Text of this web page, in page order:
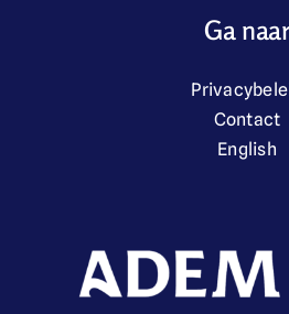
Ga naar
Contact
English